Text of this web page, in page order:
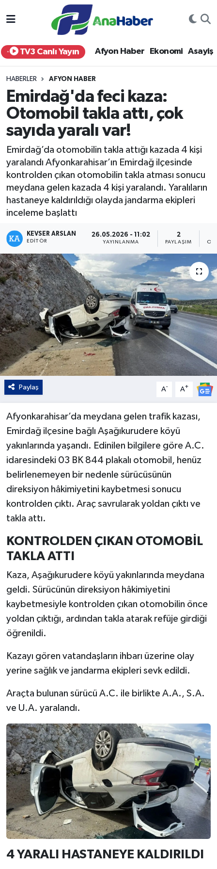
TV3 Canlı Yayın Afyon Haber Ekonomi Asayiş
HABERLER AFYON HABER
Emirdağ'da feci kaza:
Otomobil takla attı, çok
sayıda yaralı var!
Emirdağ’da otomobilin takla attığı kazada 4 kişi
yaralandı Afyonkarahisar’ın Emirdağ ilçesinde
kontrolden çıkan otomobilin takla atması sonucu
meydana gelen kazada 4 kişi yaralandı. Yaralıların
hastaneye kaldırıldığı olayda jandarma ekipleri
inceleme başlattı
KEVSER ARSLAN
EDITÖR
26.05.2026 - 11:02
YAYINLANMA
2
PAYLAŞIM
Paylaş A- A+
Afyonkarahisar’da meydana gelen trafik kazası,
Emirdağ ilçesine bağlı Aşağıkurudere köyü
yakınlarında yaşandı. Edinilen bilgilere göre A.C.
idaresindeki 03 BK 844 plakalı otomobil, henüz
belirlenemeyen bir nedenle sürücüsünün
direksiyon hâkimiyetini kaybetmesi sonucu
kontrolden çıktı. Araç savrularak yoldan çıktı ve
takla attı.
KONTROLDEN ÇIKAN OTOMOBİL
TAKLA ATTI
Kaza, Aşağıkurudere köyü yakınlarında meydana
geldi. Sürücünün direksiyon hâkimiyetini
kaybetmesiyle kontrolden çıkan otomobilin önce
yoldan çıktığı, ardından takla atarak refüje girdiği
öğrenildi.
Kazayı gören vatandaşların ihbarı üzerine olay
yerine sağlık ve jandarma ekipleri sevk edildi.
Araçta bulunan sürücü A.C. ile birlikte A.A., S.A.
ve U.A. yaralandı.
4 YARALI HASTANEYE KALDIRILDI
Yurt Haber
Afyon Haber
Siyaset
Spor
Eğitim
Sağlık
Teknoloji
Kültür - Sanat
Yaşam
Afyonkarahisar Nöbetçi Eczaneler
Afyonkarahisar Hava Durumu
Afyonkarahisar Trafik Yoğunluk Haritası
Süper Lig Puan Durumu ve Fikstür
Tüm Manşetler
Son Dakika Haberleri
Haber Arşivi